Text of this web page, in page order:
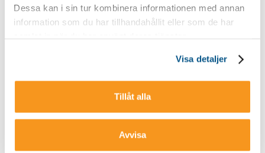
Dessa kan i sin tur kombinera informationen med annan
information som du har tillhandahållit eller som de har
Visa detaljer
Tillåt alla
Avvisa
Restaurangen
Öppettider uppdateras löpande
TILLBAKA